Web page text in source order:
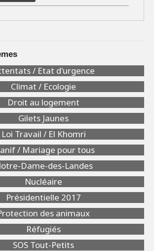
/ Etat d'urgence
Climat / Ecologie
Droit au logement
Gilets Jaunes
Loi Travail / El Khomri
/ Mariage pour tous
Dame-des-Landes
Nucléaire
Présidentielle 2017
des animaux
Réfugiés
SOS Tout-Petits